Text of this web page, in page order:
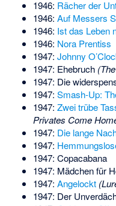
1946: Rächer der
1946: Auf Messers
1946: Ist das Leben
1946: Nora Prentiss
1947: Johnny
1947: Ehebruch
1947: Die
1947: Smash-Up:
1947: Zwei trübe
Privates Come
1947: Die lange
1947:
1947: Copacabana
1947: Mädchen für
1947: Angelockt
1947: Der